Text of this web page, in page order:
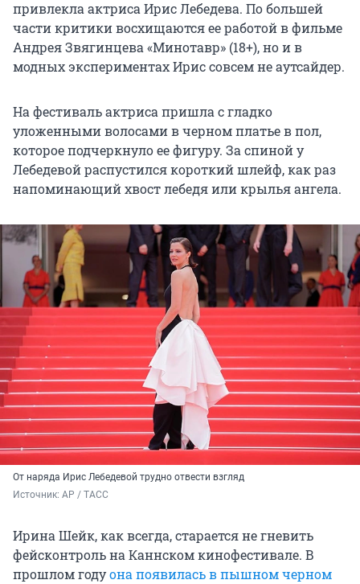
привлекла актриса Ирис Лебедева. По большей
части критики восхищаются ее работой в фильме
Андрея Звягинцева «Минотавр» (18+), но и в
модных экспериментах Ирис совсем не аутсайдер.
На фестиваль актриса пришла с гладко
уложенными волосами в черном платье в пол,
которое подчеркнуло ее фигуру. За спиной у
Лебедевой распустился короткий шлейф, как раз
напоминающий хвост лебедя или крылья ангела.
От наряда Ирис Лебедевой трудно отвести взгляд
Источник: AP / ТАСС
Ирина Шейк, как всегда, старается не гневить
фейсконтроль на Каннском кинофестивале. В
прошлом годуона появилась в пышном черном